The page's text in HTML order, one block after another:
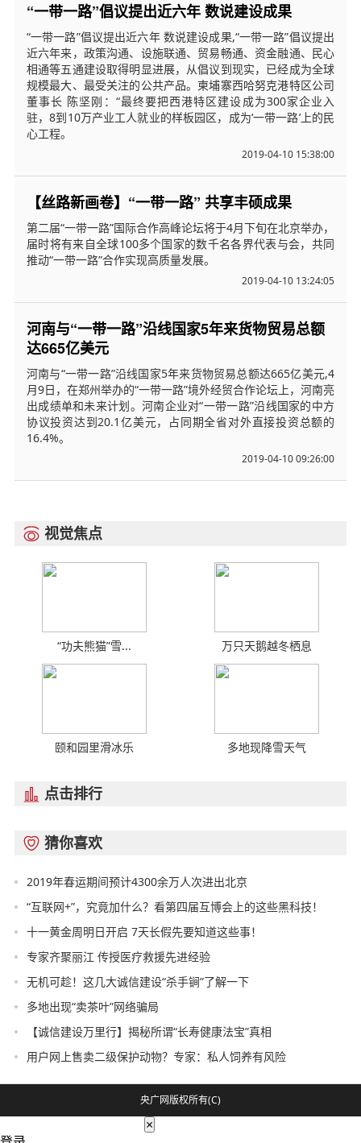
“一带一路”倡议提出近六年 数说建设成果
“一带一路”倡议提出近六年 数说建设成果,“一带一路”倡议提出
近六年来，政策沟通、设施联通、贸易畅通、资金融通、民心
相通等五通建设取得明显进展，从倡议到现实，已经成为全球
规模最大、最受关注的公共产品。柬埔寨西哈努克港特区公司
董事长 陈坚刚：“最终要把西港特区建设成为300家企业入
驻，8到10万产业工人就业的样板园区，成为‘一带一路’上的民
心工程。
2019-04-10 15:38:00
【丝路新画卷】“一带一路” 共享丰硕成果
第二届“一带一路”国际合作高峰论坛将于4月下旬在北京举办，
届时将有来自全球100多个国家的数千名各界代表与会，共同
推动“一带一路”合作实现高质量发展。
2019-04-10 13:24:05
河南与“一带一路”沿线国家5年来货物贸易总额
达665亿美元
河南与“一带一路”沿线国家5年来货物贸易总额达665亿美元,4
月9日，在郑州举办的“一带一路”境外经贸合作论坛上，河南亮
出成绩单和未来计划。河南企业对“一带一路”沿线国家的中方
协议投资达到20.1亿美元，占同期全省对外直接投资总额的
16.4%。
2019-04-10 09:26:00
 视觉焦点
“功夫熊猫”雪... 万只天鹅越冬栖息
颐和园里滑冰乐 多地现降雪天气
 点击排行
 猜你喜欢
2019年春运期间预计4300余万人次进出北京
“互联网+”，究竟加什么？看第四届互博会上的这些黑科技！
十一黄金周明日开启 7天长假先要知道这些事！
专家齐聚丽江 传授医疗救援先进经验
无机可趁！这几大诚信建设“杀手锏”了解一下
多地出现“卖茶叶”网络骗局
【诚信建设万里行】揭秘所谓“长寿健康法宝”真相
用户网上售卖二级保护动物？专家：私人饲养有风险
央广网版权所有(C)
×